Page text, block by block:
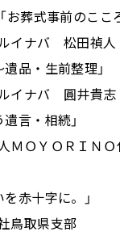
お葬式事前のここ
ナバ 松田禎人
品・生前整理」
ナバ 圓井貴志
言・相続」
ＯＹＯＲＩＮＯ
赤十字に。」
取県支部